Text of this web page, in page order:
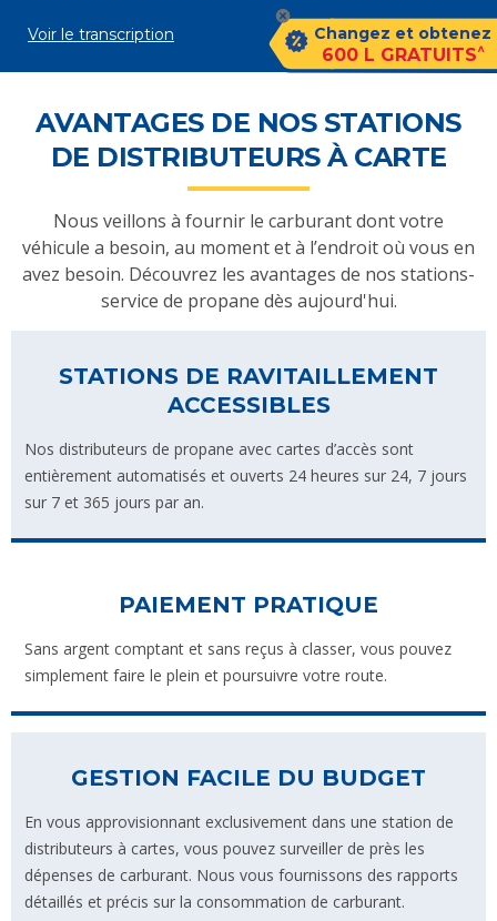
Voir le transcription
AVANTAGES DE NOS STATIONS
DE DISTRIBUTEURS À CARTE
Nous veillons à fournir le carburant dont votre
véhicule a besoin, au moment et à l’endroit où vous en
avez besoin. Découvrez les avantages de nos stations-
service de propane dès aujourd'hui.
STATIONS DE RAVITAILLEMENT
ACCESSIBLES
Nos distributeurs de propane avec cartes d’accès sont
entièrement automatisés et ouverts 24 heures sur 24, 7 jours
sur 7 et 365 jours par an.
PAIEMENT PRATIQUE
Sans argent comptant et sans reçus à classer, vous pouvez
simplement faire le plein et poursuivre votre route.
GESTION FACILE DU BUDGET
En vous approvisionnant exclusivement dans une station de
distributeurs à cartes, vous pouvez surveiller de près les
dépenses de carburant. Nous vous fournissons des rapports
détaillés et précis sur la consommation de carburant.
Changez et obtenez
600 L GRATUITS^